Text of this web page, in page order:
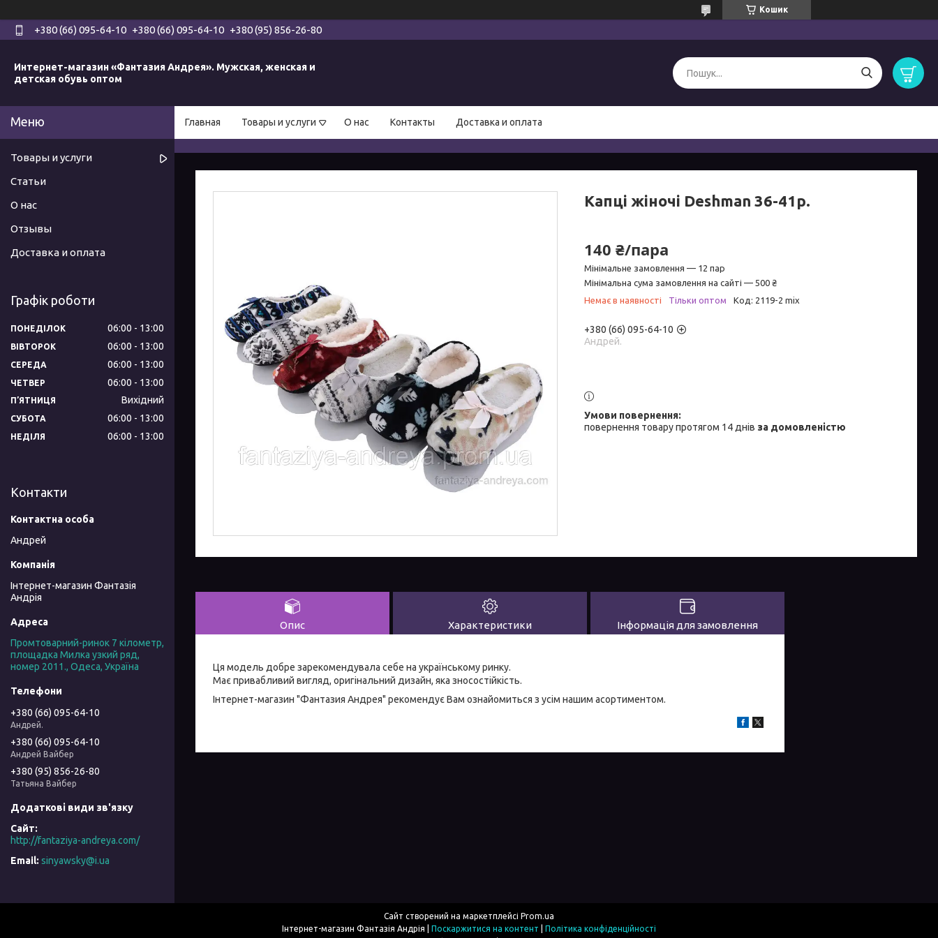
Кошик
+380 (66) 095-64-10 +380 (66) 095-64-10 +380 (95) 856-26-80
Интернет-магазин «Фантазия Андрея». Мужская, женская и
детская обувь оптом
Главная Товары и услуги О нас Контакты Доставка и оплата
Капці жіночі Deshman 36-41р.
140 ₴/пара
Мінімальне замовлення — 12 пар
Мінімальна сума замовлення на сайті — 500 ₴
Немає в наявності
Тільки оптом Код: 2119-2 mix
+380 (66) 095-64-10
Андрей.
повернення товару протягом 14 днів за домовленістю
Опис Характеристики Інформація для замовлення
Ця модель добре зарекомендувала себе на українському ринку.
Має привабливий вигляд, оригінальний дизайн, яка зносостійкість.
Інтернет-магазин "Фантазия Андрея" рекомендує Вам ознайомиться з усім нашим асортиментом.
Товары и услуги
Статьи
О нас
Отзывы
Доставка и оплата
Графік роботи
ПОНЕДІЛОК 06:00 13:00
ВІВТОРОК 06:00 13:00
СЕРЕДА 06:00 13:00
ЧЕТВЕР 06:00 13:00
ПʼЯТНИЦЯ Вихідний
СУБОТА 06:00 13:00
НЕДІЛЯ 06:00 13:00
Контакти
Андрей
Інтернет-магазин Фантазія
Андрія
Промтоварний-ринок 7 кілометр,
площадка Милка узкий ряд,
номер 2011., Одеса, Україна
+380 (66) 095-64-10
Андрей.
+380 (66) 095-64-10
Андрей Вайбер
+380 (95) 856-26-80
Татьяна Вайбер
http://fantaziya-andreya.com/
sinyawsky@i.ua
Сайт створений на маркетплейсі Prom.ua
Поскаржитися на контент
Політика конфіденційності